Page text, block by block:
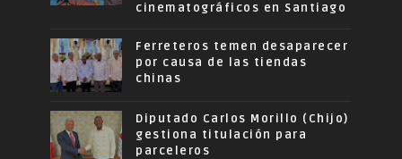
cinematográficos en Santiago
Ferreteros temen desaparecer
por causa de las tiendas
chinas
Diputado Carlos Morillo (Chijo)
gestiona titulación para
parceleros